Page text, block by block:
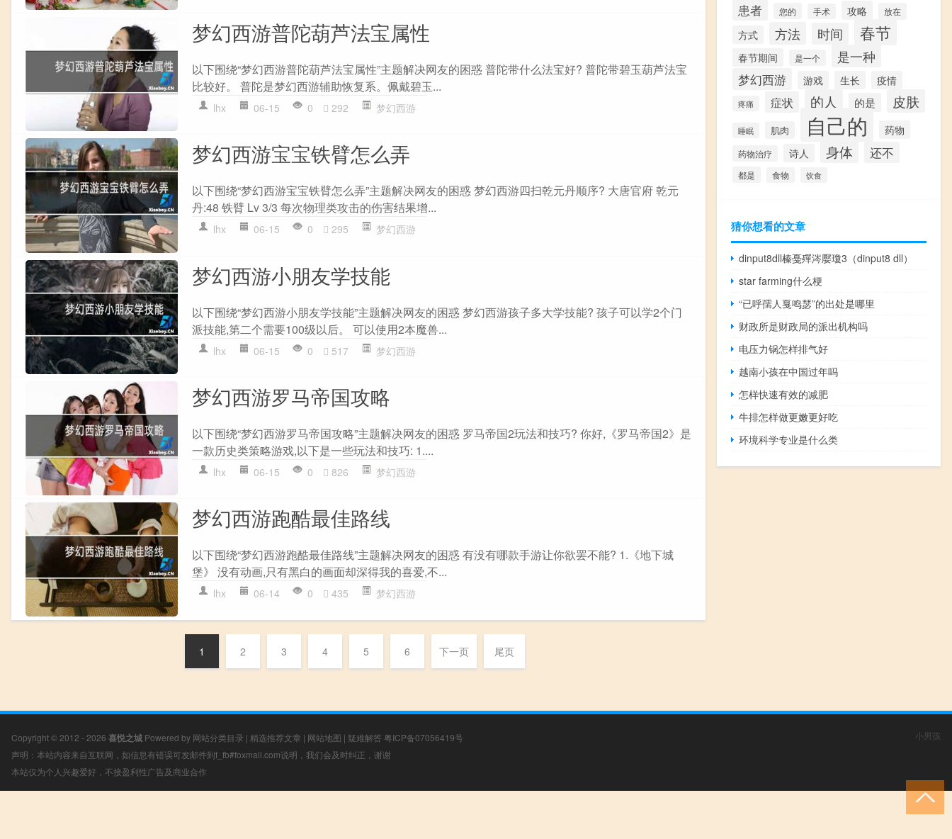
梦幻西游普陀葫芦法宝属性
以下围绕“梦幻西游普陀葫芦法宝属性”主题解决网友的困惑 普陀带什么法宝好? 普陀带碧玉葫芦法宝
比较好。 普陀是梦幻西游辅助恢复系。佩戴碧玉...
lhx 06-15 0 292 梦幻西游
梦幻西游宝宝铁臂怎么弄
以下围绕“梦幻西游宝宝铁臂怎么弄”主题解决网友的困惑 梦幻西游四扫乾元丹顺序? 大唐官府 乾元
丹:48 铁臂 Lv 3/3 每次物理类攻击的伤害结果增...
lhx 06-15 0 295 梦幻西游
梦幻西游小朋友学技能
以下围绕“梦幻西游小朋友学技能”主题解决网友的困惑 梦幻西游孩子多大学技能? 孩子可以学2个门
派技能,第二个需要100级以后。 可以使用2本魔兽...
lhx 06-15 0 517 梦幻西游
梦幻西游罗马帝国攻略
以下围绕“梦幻西游罗马帝国攻略”主题解决网友的困惑 罗马帝国2玩法和技巧? 你好,《罗马帝国2》是
一款历史类策略游戏,以下是一些玩法和技巧: 1....
lhx 06-15 0 826 梦幻西游
梦幻西游跑酷最佳路线
以下围绕“梦幻西游跑酷最佳路线”主题解决网友的困惑 有没有哪款手游让你欲罢不能? 1.《地下城
堡》 没有动画,只有黑白的画面却深得我的喜爱,不...
lhx 06-14 0 435 梦幻西游
1 2 3 4 5 6 下一页 尾页
患者 您的 手术 攻略 放在
方式 方法 时间 春节
春节期间 是一个 是一种
梦幻西游 游戏 生长 疫情
疼痛 症状 的人 的是 皮肤
睡眠 肌肉 自己的 药物
药物治疗 诗人 身体 还不
都是 食物 饮食
猜你想看的文章
dinput8dll榛戞殫涔嬮瓊3（dinput8 dll）
star farming什么梗
“已呼孺人戛鸣瑟”的出处是哪里
财政所是财政局的派出机构吗
电压力锅怎样排气好
越南小孩在中国过年吗
怎样快速有效的减肥
牛排怎样做更嫩更好吃
环境科学专业是什么类
Copyright © 2012 - 2026 喜悦之城 Powered by 网站分类目录 | 精选推荐文章 | 网站地图 | 疑难解答 粤ICP备07056419号
声明：本站内容来自互联网，如信息有错误可发邮件到f_fb#foxmail.com说明，我们会及时纠正，谢谢
本站仅为个人兴趣爱好，不接盈利性广告及商业合作
小男孩